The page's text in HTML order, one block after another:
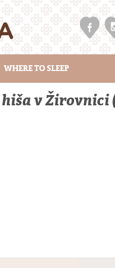
WHERE TO SLEEP
v Žirovnici